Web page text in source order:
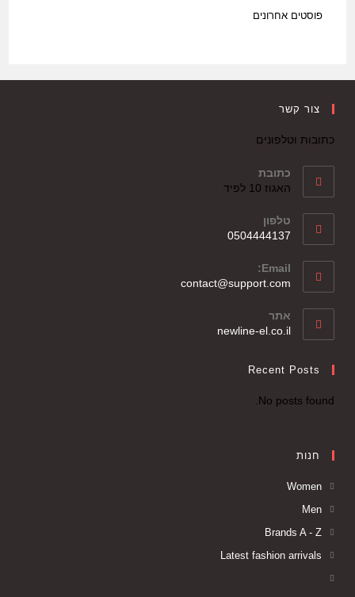
פוסטים אחרונים
צור קשר
כתובות וטלפונים
כתובת
האגוז 10 לפיד
טלפון
0504444137
Email:
contact@support.com
אתר
newline-el.co.il
Recent Posts
No posts found.
חנות
Women
Men
Brands A - Z
Latest fashion arrivals